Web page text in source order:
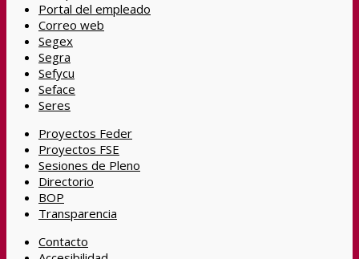
Portal del empleado
Correo web
Segex
Segra
Sefycu
Seface
Seres
Proyectos Feder
Proyectos FSE
Sesiones de Pleno
Directorio
BOP
Transparencia
Contacto